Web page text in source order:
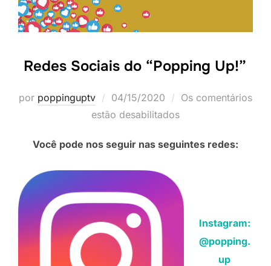
Redes Sociais do “Popping Up!”
por poppinguptv
Postado
em
04/15/2020
Os comentários
estão desabilitados
Você pode nos seguir nas seguintes redes:
Instagram:
@popping.
up